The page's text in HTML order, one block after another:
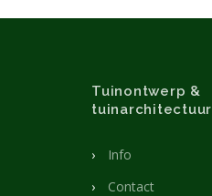
Tuinontwerp &
tuinarchitectuur
Info
Contact